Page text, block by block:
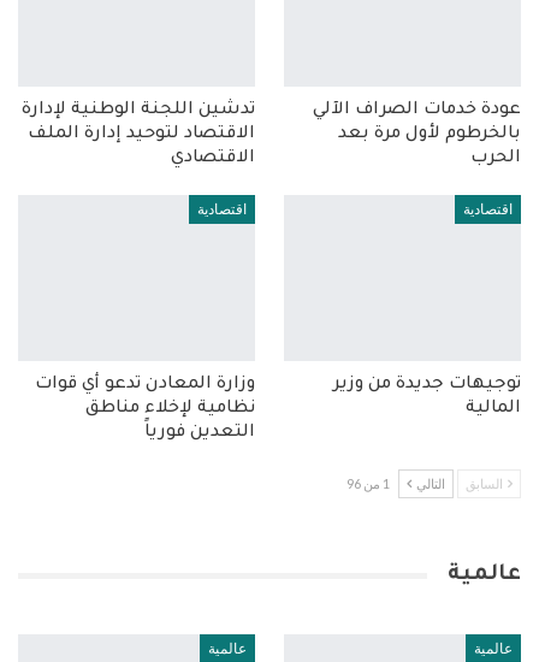
عودة خدمات الصراف الآلي
بالخرطوم لأول مرة بعد
الحرب
تدشين اللجنة الوطنية لإدارة
الاقتصاد لتوحيد إدارة الملف
الاقتصادي
اقتصادية
توجيهات جديدة من وزير
المالية
اقتصادية
وزارة المعادن تدعو أي قوات
نظامية لإخلاء مناطق
التعدين فورياً
السابق التالي 1 من 96
عالمية
عالمية عالمية